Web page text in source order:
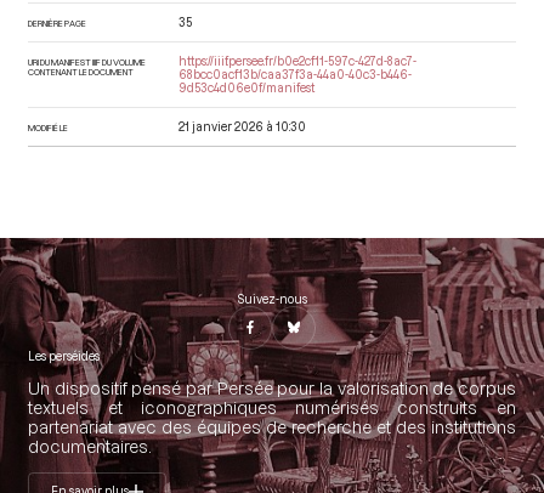
DERNIÈRE PAGE 35
URI DU MANIFEST IIIF DU VOLUME
CONTENANT LE DOCUMENT
https://iiif.persee.fr/b0e2cf11-597c-427d-8ac7-
68bcc0acf13b/caa37f3a-44a0-40c3-b446-
9d53c4d06e0f/manifest
MODIFIÉ LE 21 janvier 2026 à 10:30
Suivez-nous
Les perséides
Un dispositif pensé par Persée pour la valorisation de corpus
textuels et iconographiques numérisés construits en
partenariat avec des équipes de recherche et des institutions
documentaires.